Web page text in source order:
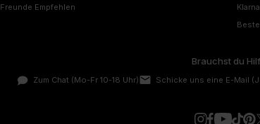
Freunde Empfehlen
Brauchst du
Zum Chat (Mo-Fr 10-18 Uhr)email Schicke uns eine E-Mail